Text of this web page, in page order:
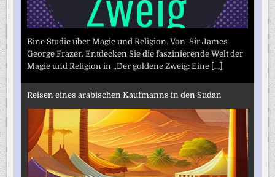
Eine Studie über Magie und Religion. Von Sir James
George Frazer. Entdecken Sie die faszinierende Welt der
Magie und Religion in „Der goldene Zweig: Eine [...]
Reisen eines arabischen Kaufmanns in den Sudan